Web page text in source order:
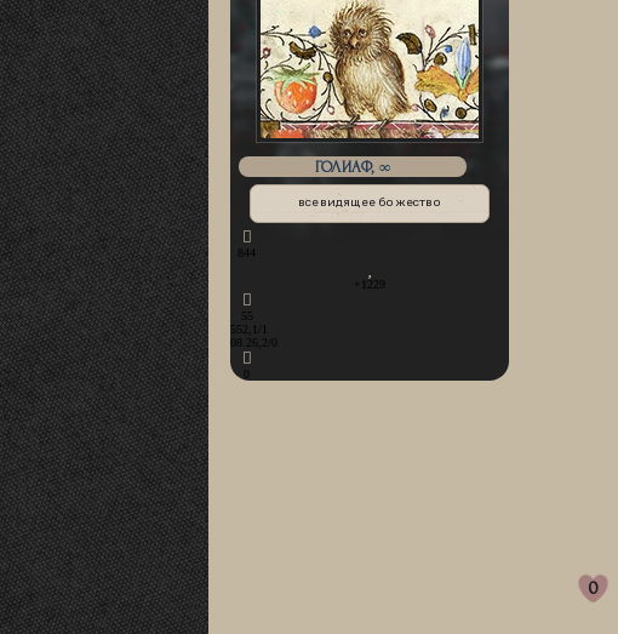
ГОЛИАФ, ∞
всевидящее божество
844
+1229
55
552,1/1
08.26,2/0
0